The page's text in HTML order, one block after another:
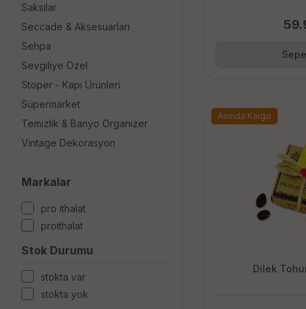
Saksılar
Seccade & Aksesuarları
Sehpa
Sevgiliye Özel
Stoper - Kapı Ürünleri
Süpermarket
Temizlik & Banyo Organizer
Vintage Dekorasyon
Markalar
pro i̇thalat
proithalat
Stok Durumu
stokta var
stokta yok
Dilek
Anında Kargo